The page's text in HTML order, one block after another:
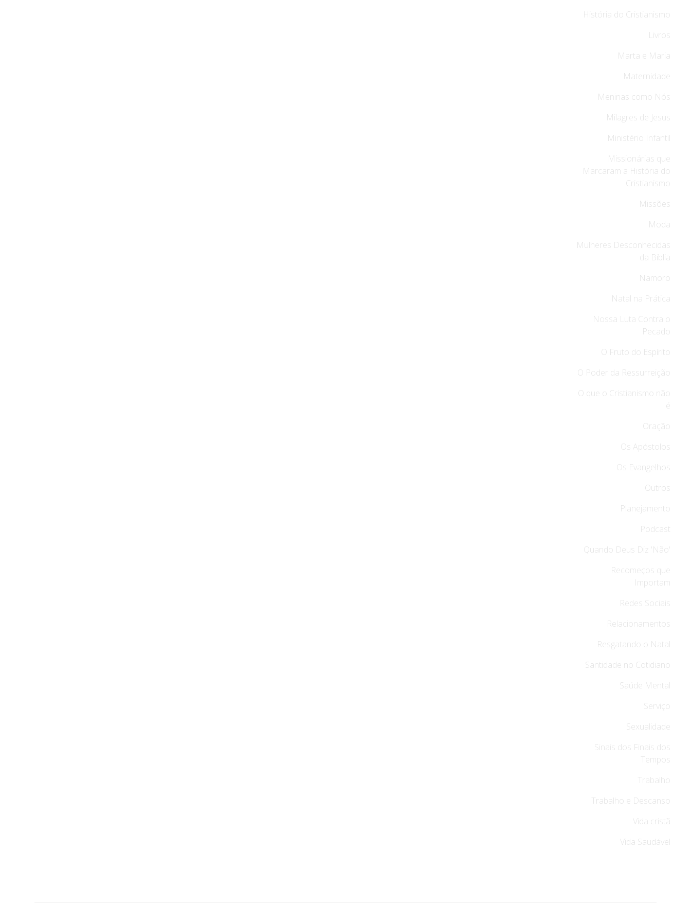
História do Cristianismo
Livros
Marta e Maria
Maternidade
Meninas como Nós
Milagres de Jesus
Ministério Infantil
Missionárias que
Marcaram a História do
Cristianismo
Missões
Moda
Mulheres Desconhecidas
da Bíblia
Namoro
Natal na Prática
Nossa Luta Contra o
Pecado
O Fruto do Espírito
O Poder da Ressurreição
O que o Cristianismo não
é
Oração
Os Apóstolos
Os Evangelhos
Outros
Planejamento
Podcast
Quando Deus Diz 'Não'
Recomeços que
Importam
Redes Sociais
Relacionamentos
Resgatando o Natal
Santidade no Cotidiano
Saúde Mental
Serviço
Sexualidade
Sinais dos Finais dos
Tempos
Trabalho
Trabalho e Descanso
Vida cristã
Vida Saudável